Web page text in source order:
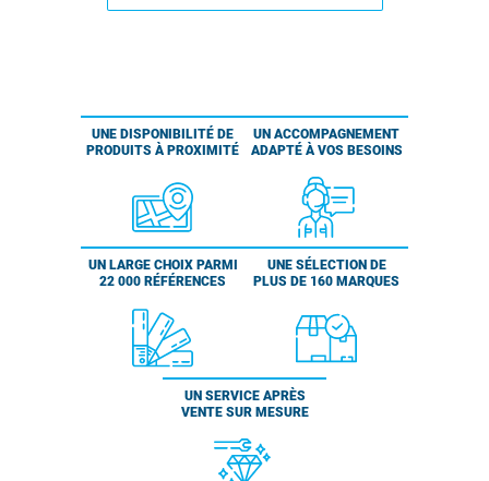
UNE DISPONIBILITÉ DE
PRODUITS À PROXIMITÉ
UN ACCOMPAGNEMENT
ADAPTÉ À VOS BESOINS
UN LARGE CHOIX PARMI
22 000 RÉFÉRENCES
UNE SÉLECTION DE
PLUS DE 160 MARQUES
UN SERVICE APRÈS
VENTE SUR MESURE